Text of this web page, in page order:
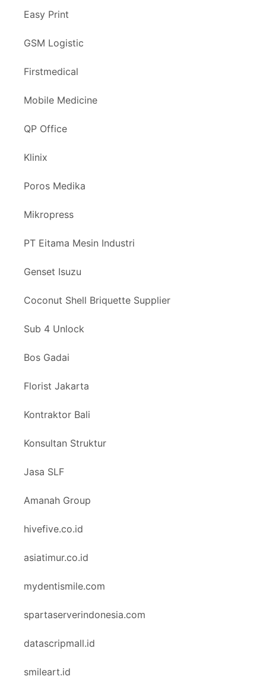
Easy Print
GSM Logistic
Firstmedical
Mobile Medicine
QP Office
Klinix
Poros Medika
Mikropress
PT Eitama Mesin Industri
Genset Isuzu
Coconut Shell Briquette Supplier
Sub 4 Unlock
Bos Gadai
Florist Jakarta
Kontraktor Bali
Konsultan Struktur
Jasa SLF
Amanah Group
hivefive.co.id
asiatimur.co.id
mydentismile.com
spartaserverindonesia.com
datascripmall.id
smileart.id